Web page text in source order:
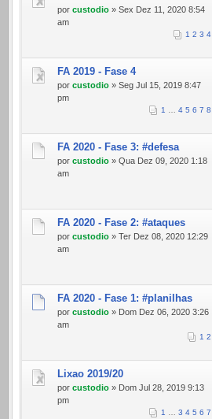
por custodio » Sex Dez 11, 2020 8:54
am
1 2 3 4
FA 2019 - Fase 4
por custodio » Seg Jul 15, 2019 8:47
pm
1 … 4 5 6 7 8
FA 2020 - Fase 3: #defesa
por custodio » Qua Dez 09, 2020 1:18
am
FA 2020 - Fase 2: #ataques
por custodio » Ter Dez 08, 2020 12:29
am
FA 2020 - Fase 1: #planilhas
por custodio » Dom Dez 06, 2020 3:26
am
1 2
Lixao 2019/20
por custodio » Dom Jul 28, 2019 9:13
pm
1 … 3 4 5 6 7